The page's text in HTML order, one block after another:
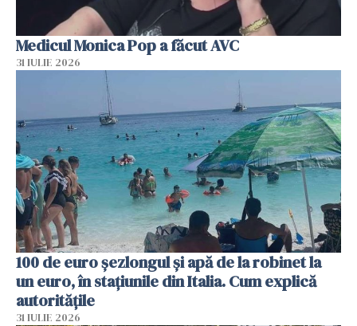
Medicul Monica Pop a făcut AVC
31 IULIE 2026
100 de euro șezlongul și apă de la robinet la
un euro, în stațiunile din Italia. Cum explică
autoritățile
31 IULIE 2026